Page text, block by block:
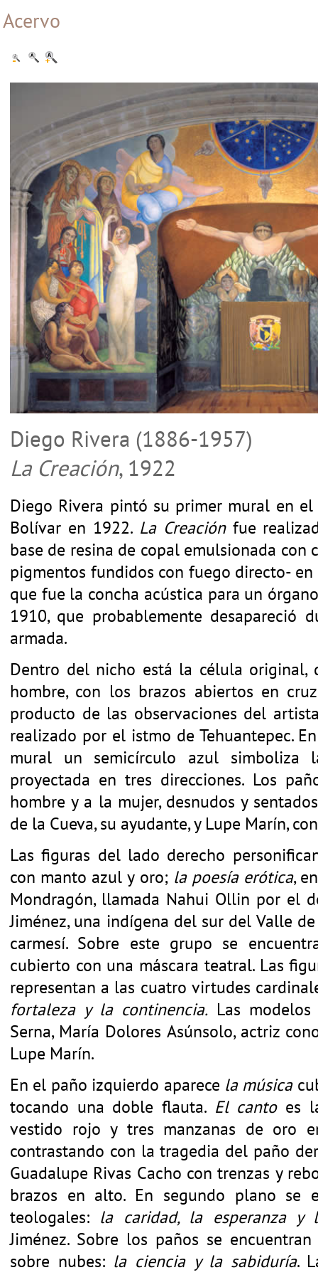
Acervo
Diego Rivera (1886-1957)
La Creación, 1922
Diego Rivera pintó su primer mural en
Bolívar en 1922. La Creación fue
base de resina de copal emulsionada con
pigmentos fundidos con fuego directo-
que fue la concha acústica para un
1910, que probablemente desapareció
armada.
Dentro del nicho está la célula original,
hombre, con los brazos abiertos en
producto de las observaciones del
realizado por el istmo de Tehuantepec.
mural un semicírculo azul simboliza
proyectada en tres direcciones. Los
hombre y a la mujer, desnudos y
de la Cueva, su ayudante, y Lupe Marín,
Las figuras del lado derecho
con manto azul y oro;la poesía erótica,
Mondragón, llamada Nahui Ollin por el
Jiménez, una indígena del sur del Valle
carmesí. Sobre este grupo se
cubierto con una máscara teatral. Las
representan a las cuatro virtudes
fortaleza y la continencia. Las
Serna, María Dolores Asúnsolo, actriz
Lupe Marín.
En el paño izquierdo aparece la música
tocando una doble flauta. El cantoes
vestido rojo y tres manzanas de oro
contrastando con la tragedia del paño
Guadalupe Rivas Cacho con trenzas y
brazos en alto. En segundo plano se
teologales: la caridad, la esperanza y
Jiménez. Sobre los paños se
sobre nubes:la ciencia y la sabiduría.